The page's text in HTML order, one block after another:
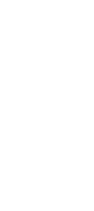
Dominasi Universitas